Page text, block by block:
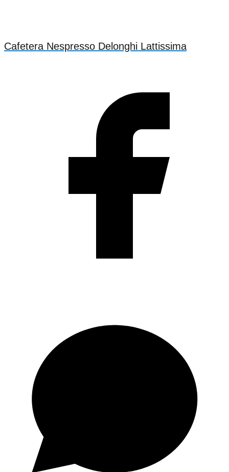
Cafetera Nespresso Delonghi Lattissima